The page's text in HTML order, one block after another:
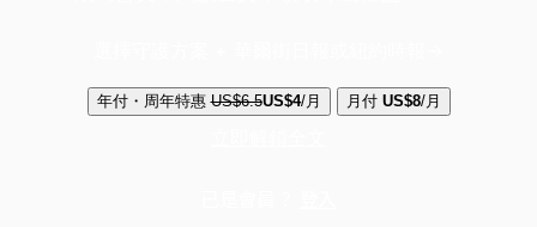
年付・周年特惠 US$6.5US$4/月 月付 US$8/月